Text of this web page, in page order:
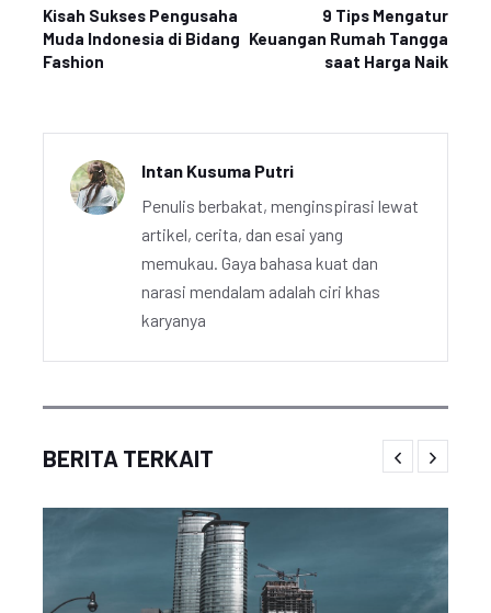
Kisah Sukses Pengusaha
Muda Indonesia di Bidang
Fashion
9 Tips Mengatur
Keuangan Rumah Tangga
saat Harga Naik
Intan Kusuma Putri
Penulis berbakat, menginspirasi lewat
artikel, cerita, dan esai yang
memukau. Gaya bahasa kuat dan
narasi mendalam adalah ciri khas
karyanya
BERITA TERKAIT